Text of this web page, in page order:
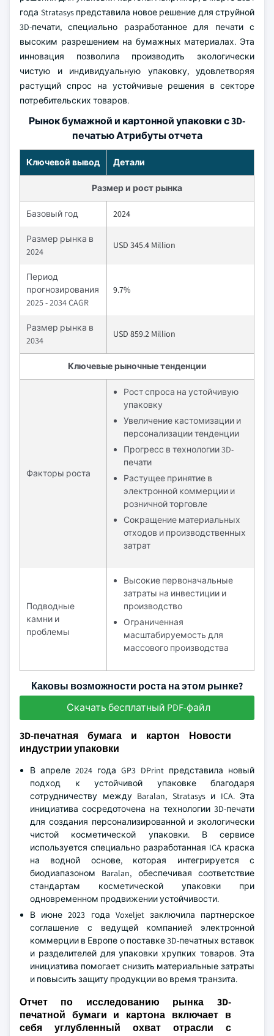
года Stratasys представила новое решение для струйной
3D-печати, специально разработанное для печати с
высоким разрешением на бумажных материалах. Эта
инновация позволила производить экологически
чистую и индивидуальную упаковку, удовлетворяя
растущий спрос на устойчивые решения в секторе
потребительских товаров.
Рынок бумажной и картонной упаковки с 3D-
печатью Атрибуты отчета
Ключевой вывод Детали
Размер и рост рынка
Базовый год 2024
Размер рынка в
2024
USD 345.4 Million
Период
прогнозирования
2025 - 2034 CAGR
9.7%
Размер рынка в
2034
USD 859.2 Million
Ключевые рыночные тенденции
Факторы роста
Рост спроса на устойчивую
упаковку
Увеличение кастомизации и
персонализации тенденции
Прогресс в технологии 3D-
печати
Растущее принятие в
электронной коммерции и
розничной торговле
Сокращение материальных
отходов и производственных
затрат
Подводные
камни и
проблемы
Высокие первоначальные
затраты на инвестиции и
производство
Ограниченная
масштабируемость для
массового производства
Каковы возможности роста на этом рынке?
Скачать бесплатный PDF-файл
3D-печатная бумага и картон Новости
индустрии упаковки
В апреле 2024 года GP3 DPrint представила новый
подход к устойчивой упаковке благодаря
сотрудничеству между Baralan, Stratasys и ICA. Эта
инициатива сосредоточена на технологии 3D-печати
для создания персонализированной и экологически
чистой косметической упаковки. В сервисе
используется специально разработанная ICA краска
на водной основе, которая интегрируется с
биодиапазоном Baralan, обеспечивая соответствие
стандартам косметической упаковки при
одновременном продвижении устойчивости.
В июне 2023 года Voxeljet заключила партнерское
соглашение с ведущей компанией электронной
коммерции в Европе о поставке 3D-печатных вставок
и разделителей для упаковки хрупких товаров. Эта
инициатива помогает снизить материальные затраты
и повысить защиту продукции во время транзита.
Отчет по исследованию рынка 3D-
печатной бумаги и картона включает в
себя углубленный охват отрасли с